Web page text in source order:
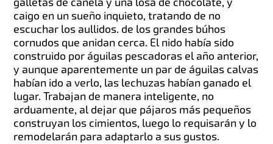
caigo en un sueño inquieto, tratando de no
escuchar los aullidos. de los grandes búhos
cornudos que anidan cerca. El nido había sido
construido por águilas pescadoras el año anterior,
y aunque aparentemente un par de águilas calvas
habían ido a verlo, las lechuzas habían ganado el
lugar. Trabajan de manera inteligente, no
arduamente, al dejar que pájaros más pequeños
construyan los cimientos, luego lo requisarán y lo
remodelarán para adaptarlo a sus gustos.